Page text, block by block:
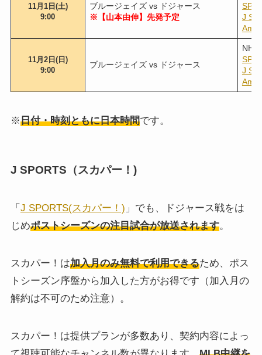
11月1日(土)
9:00
ブルージェイズ vs ドジャース
※【山本由伸】先発予定
J
11月2日(日)
9:00
ブルージェイズ vs ドジャース
NHK
J
※日付・時刻ともに日本時間です。
J SPORTS（スカパー！)
「 J SPORTS(スカパー！) 」でも、ドジャース戦をは
じめポストシーズンの注目試合が放送されます。
スカパー！は加入月のみ無料で利用できるため、ポス
トシーズン序盤から加入した方がお得です（加入月の
解約は不可のため注意）。
スカパー！は提供プランが多数あり、契約内容によっ